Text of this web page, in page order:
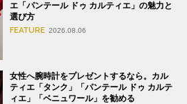
エ「パンテール ドゥ カルティエ」の魅力と
選び方
FEATURE 2026.08.06
女性へ腕時計をプレゼントするなら。カル
ティエ「タンク」「パンテール ドゥ カルテ
ィエ」「ベニュワール」を勧める